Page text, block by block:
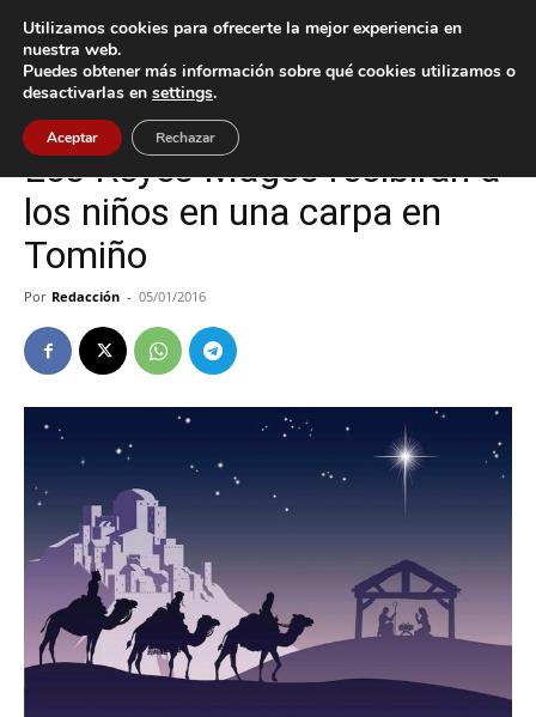
Inicio Cultura / Ocio
Cultura / Ocio Tomiño
Los Reyes Magos recibirán a
los niños en una carpa en
Tomiño
Por Redacción - 05/01/2016
Utilizamos cookies para ofrecerte la mejor experiencia en
nuestra web.
Puedes obtener más información sobre qué cookies utilizamos o
desactivarlas en settings.
Aceptar Rechazar